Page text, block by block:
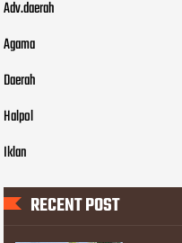
Adv.daerah
Agama
Daerah
Halpol
Iklan
RECENT POST